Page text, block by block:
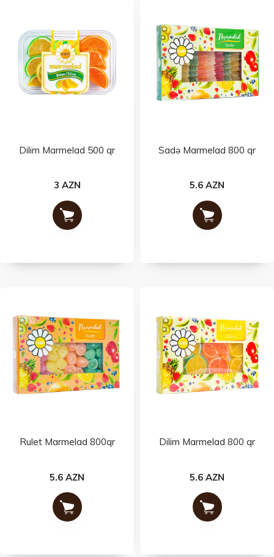
Dilim Marmelad 500 qr
3 AZN
Sadə Marmelad 800 qr
5.6 AZN
Rulet Marmelad 800qr
5.6 AZN
Dilim Marmelad 800 qr
5.6 AZN